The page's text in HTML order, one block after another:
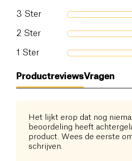
3 Ster
2 Ster
1 Ster
ProductreviewsVragen
Het lijkt erop dat nog
beoordeling heeft
product. Wees de eerste
schrijven.